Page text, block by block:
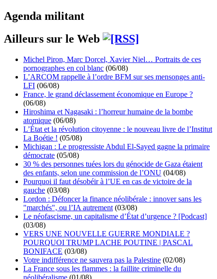
Agenda militant
Ailleurs sur le Web
Michel Piron, Marc Dorcel, Xavier Niel… Portraits de ces
pornographes en col blanc (06/08)
L’ARCOM rappelle à l’ordre BFM sur ses mensonges anti-
LFI (06/08)
France, le grand déclassement économique en Europe ?
(06/08)
Hiroshima et Nagasaki : l’horreur humaine de la bombe
atomique (06/08)
L’État et la révolution citoyenne : le nouveau livre de l’Institut
La Boétie ! (05/08)
Michigan : Le progressiste Abdul El-Sayed gagne la primaire
démocrate (05/08)
30 % des personnes tuées lors du génocide de Gaza étaient
des enfants, selon une commission de l’ONU (04/08)
Pourquoi il faut désobéir à l’UE en cas de victoire de la
gauche (03/08)
Lordon : Défoncer la finance néolibérale : innover sans les
"marchés", ou l’IA autrement (03/08)
Le néofascisme, un capitalisme d’État d’urgence ? [Podcast]
(03/08)
VERS UNE NOUVELLE GUERRE MONDIALE ?
POURQUOI TRUMP LACHE POUTINE | PASCAL
BONIFACE (03/08)
Votre indifférence ne sauvera pas la Palestine (02/08)
La France sous les flammes : la faillite criminelle du
néolibéralisme (01/08)